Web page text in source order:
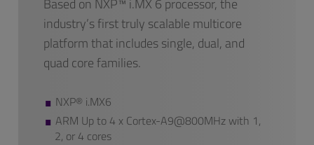
industry’s first truly scalable multicore
platform that includes single, dual, and
quad core families.
NXP® i.MX6
ARM Up to 4 x Cortex-A9@800MHz with 1,
2, or 4 cores